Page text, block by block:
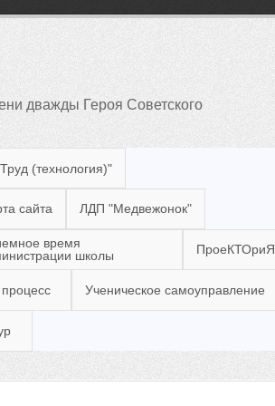
дважды Героя Советского
(технология)"
сайта ЛДП "Медвежонок"
время
школы
ПроеКТОриЯ
Ученическое самоуправление